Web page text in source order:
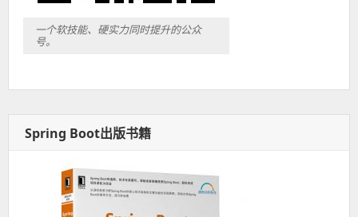
一个软技能、硬实力同时提升的公众
号。
Spring Boot出版书籍